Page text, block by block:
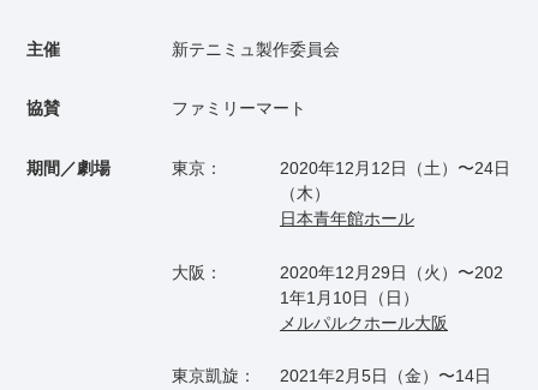
主催 新テニミュ製作委員会
協賛 ファミリーマート
期間／劇場 東京：
2020年12月12日（土）〜24日
（木）
日本青年館ホール
大阪：
2020年12月29日（火）〜202
1年1月10日（日）
メルパルクホール大阪
東京凱旋：
2021年2月5日（金）〜14日